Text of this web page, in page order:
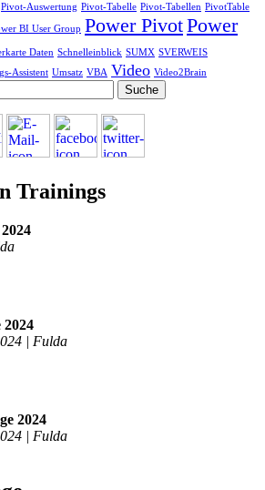
Pivot-Auswertung Pivot-Tabelle Pivot-Tabellen PivotTable
BI User Group Power PivotPower
Daten Schnelleinblick SUMX SVERWEIS
Assistent Umsatz VBA Video Video2Brain
Trainings
2024
| Fulda
2024
| Fulda